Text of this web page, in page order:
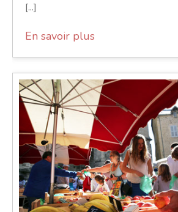
[...]
En savoir plus